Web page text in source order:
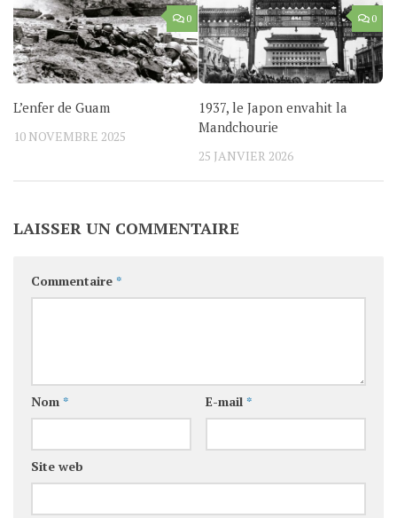
0
L’enfer de Guam
10 NOVEMBRE 2025
0
1937, le Japon envahit la
Mandchourie
25 JANVIER 2026
LAISSER UN COMMENTAIRE
Commentaire *
Nom * E-mail *
Site web